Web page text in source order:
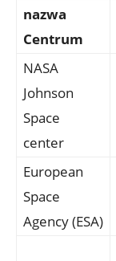
nazwa
Centrum
NASA
Johnson
Space
center
European
Space
Agency (ESA)